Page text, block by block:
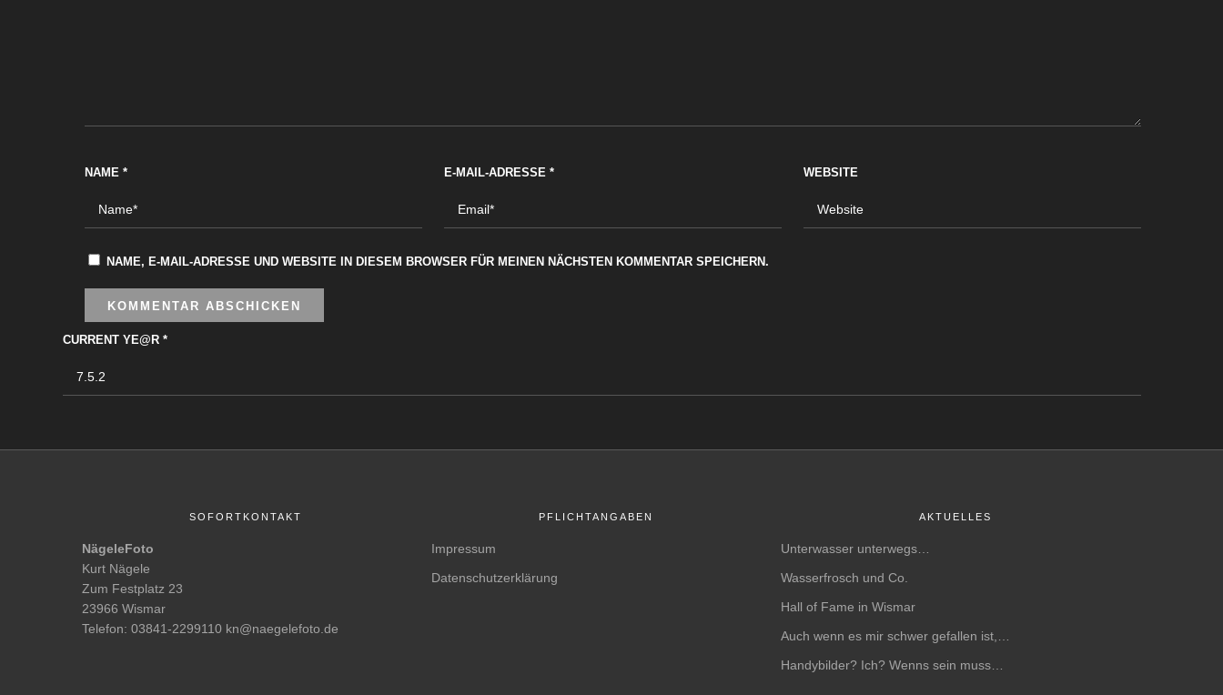
NAME * E-MAIL-ADRESSE * WEBSITE
NAME, E-MAIL-ADRESSE UND WEBSITE IN DIESEM BROWSER FÜR MEINEN NÄCHSTEN KOMMENTAR SPEICHERN.
CURRENT YE@R *
SOFORTKONTAKT
NägeleFoto
Kurt Nägele
Zum Festplatz 23
23966 Wismar
Telefon: 03841-2299110 kn@naegelefoto.de
PFLICHTANGABEN
Impressum
Datenschutzerklärung
AKTUELLES
Unterwasser unterwegs…
Wasserfrosch und Co.
Hall of Fame in Wismar
Auch wenn es mir schwer gefallen ist,…
Handybilder? Ich? Wenns sein muss…